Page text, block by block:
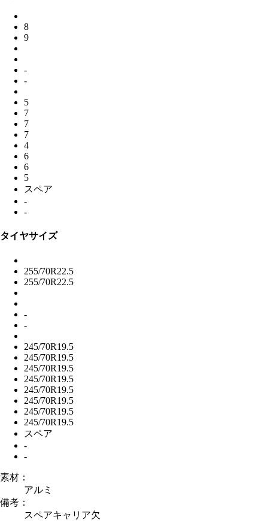
8
9
-
-
5
7
7
7
4
6
6
5
スペア
-
-
タイヤサイズ
255/70R22.5
255/70R22.5
-
-
245/70R19.5
245/70R19.5
245/70R19.5
245/70R19.5
245/70R19.5
245/70R19.5
245/70R19.5
245/70R19.5
スペア
-
-
素材：
アルミ
備考：
スペアキャリア欠